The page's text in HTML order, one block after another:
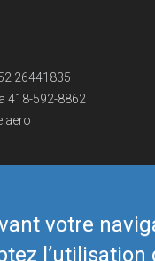
votre
26441835
418-592-8862
d'utilisation -Vie privée